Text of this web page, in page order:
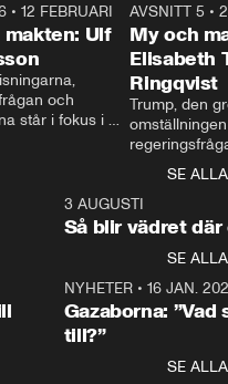
27:30
•12 FEBRUARI
makten: Ulf
och
står i fokus i
ställer
Ulf Kristersson
AVSNITT 5 •
My och
Elisabeth
Ringqvist
Trump, den
centrum i
avsnittet av
Makten”. Se
Aftonbladets
Rohwedder
Thand Ring
SE ALLA
3 AUGUSTI
Så blir vädret där
SE ALLA
NYHETER• 16 JAN.
Gazaborna:
till?”
SE ALLA